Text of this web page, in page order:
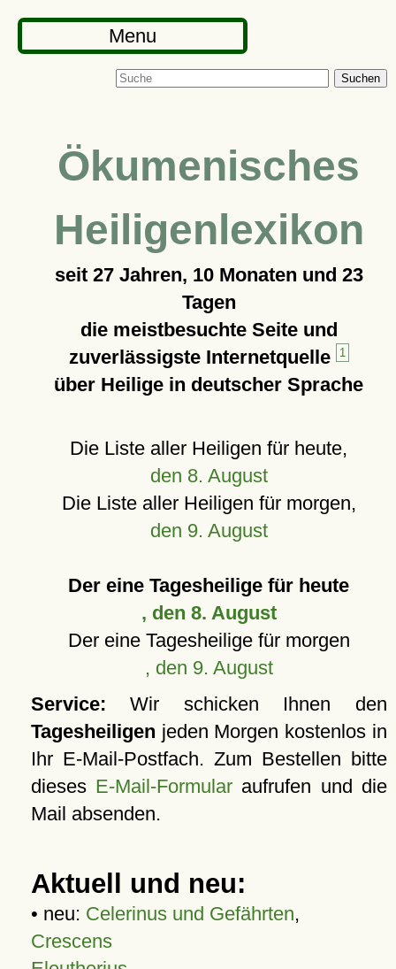
Menu
Suchen
Ökumenisches
Heiligenlexikon
seit 27 Jahren, 10 Monaten und 23
Tagen
die meistbesuchte Seite und
zuverlässigste Internetquelle
1
über Heilige in deutscher Sprache
Die Liste aller Heiligen für heute,
den 8. August
Die Liste aller Heiligen für morgen,
den 9. August
Der eine Tagesheilige für heute
, den 8. August
Der eine Tagesheilige für morgen
, den 9. August
Service: Wir schicken Ihnen den
Tagesheiligen jeden Morgen kostenlos in
Ihr E-Mail-Postfach. Zum Bestellen bitte
dieses E-Mail-Formular aufrufen und die
Mail absenden.
Aktuell und neu:
• neu: Celerinus und Gefährten,
Crescens